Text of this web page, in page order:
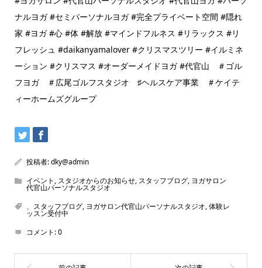
ナルヨガ #セミパーソナルヨガ #完全プライベート空間 #隠れ
家 #ヨガ #心 #体 #解放 #マインドフルネス #リラックス #リ
フレッシュ #daikanyamalover #クリスマスツリー #イルミネ
ーション #クリスマス #オーダーメイドヨガ #代官山 ＃ゴル
フヨガ ＃広尾ゴルフスタジオ ♯ヘルスケア事業 ＃ケイテ
ィーホームズグループ
投稿者:dky@admin
イベント , スタジオからのお知らせ, スタッフブログ, ヨガサロン
代官山パーソナルスタジオ
、スタッフブログ, ヨガサロン代官山パーソナルスタジオ,体験レ
ッスン受付中
コメント:0